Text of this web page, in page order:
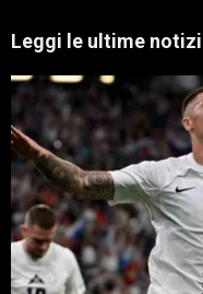
Leggi le ultime